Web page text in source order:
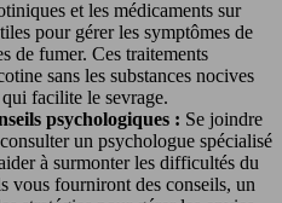
et les médicaments sur
pour gérer les symptômes de
de fumer. Ces traitements
sans les substances nocives
facilite le sevrage.
psychologiques : Se joindre
un psychologue spécialisé
à surmonter les difficultés du
vous fourniront des conseils, un